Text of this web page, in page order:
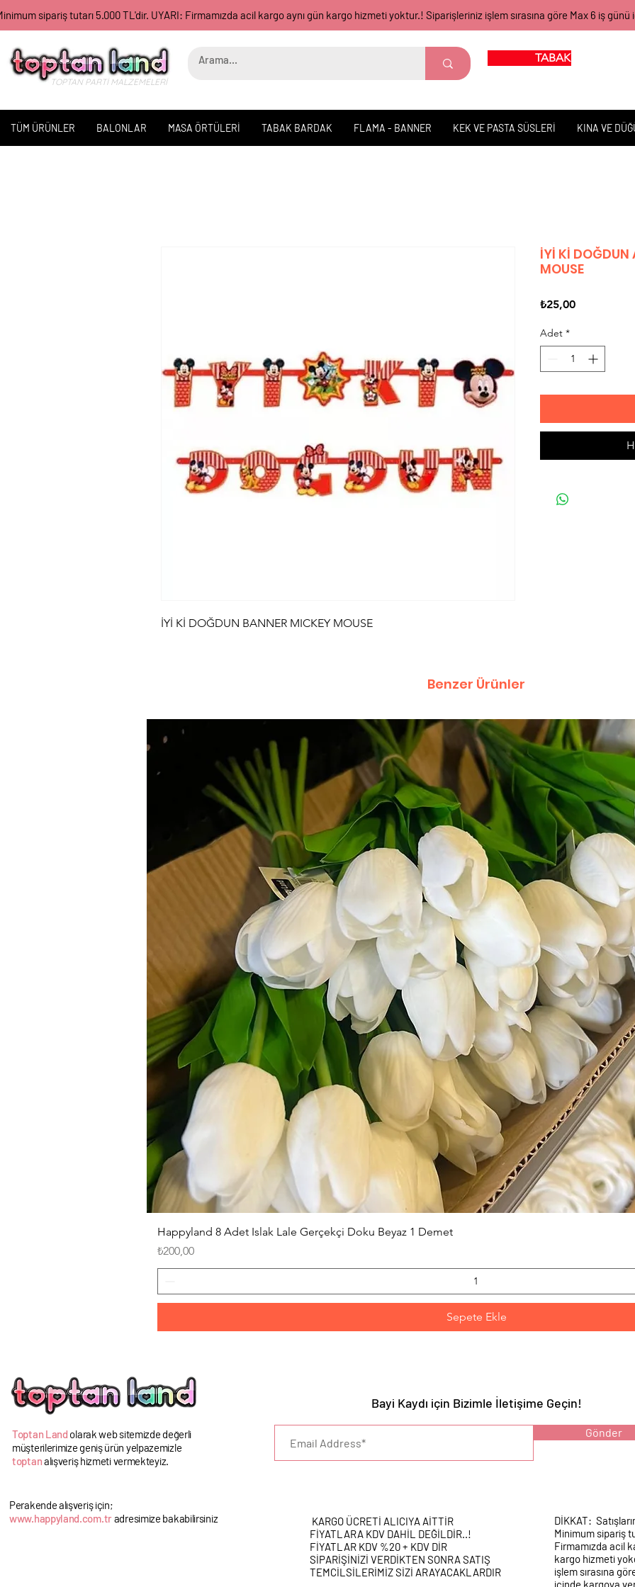
sipariş tutarı 5.000 TL'dir. UYARI: Firmamızda acil kargo aynı gün kargo hizmeti yoktur.! Siparişleriniz işlem sırasına göre Max 6 iş
TOPTAN PARTİ MALZEMELERİ
TABAK BARDAK
TÜM ÜRÜNLER BALONLAR MASA ÖRTÜLERİ TABAK BARDAK FLAMA - BANNER KEK VE PASTA SÜSLERİ KINA VE
İYİ Kİ DOĞDUN BANNER MICKEY MOUSE
İYİ Kİ DOĞDUN
MOUSE
₺25,00Fiyat
Adet *
Benzer Ürünler
Happyland 8 Adet Islak Lale Gerçekçi Doku Beyaz 1 Demet
Fiyat
₺200,00
Sepete Ekle
Toptan Land olarak web sitemizde değerli
müşterilerimize geniş ürün yelpazemizle
toptanalışveriş hizmeti vermekteyiz.
Perakende alışveriş için;
www.happyland.com.tradresimize bakabilirsiniz
UYARI :
Bayi Kaydı için Bizimle İletişime Geçin!
Gönder
KARGO ÜCRETİ ALICIYA AİTTİR
FİYATLARA KDV DAHİL DEĞİLDİR..!
FİYATLAR KDV %20 + KDV DİR
SİPARİŞİNİZİ VERDİKTEN SONRA SATIŞ
TEMCİLSİLERİMİZ SİZİ ARAYACAKLARDIR
DİKKAT:
Minimum sipariş
Firmamızda acil
kargo hizmeti
işlem sırasına